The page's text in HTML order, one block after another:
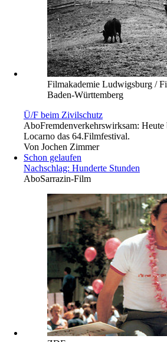
Filmakademie Ludwigsburg /
Baden-Württemberg
Ü/F beim Zivilschutz
AboFremdenverkehrswirksam:
Locarno das 64.Filmfestival.
Von Jochen Zimmer
Schon gelaufen
Nachschlag: Hunderte Stunden
AboSarrazin-Film